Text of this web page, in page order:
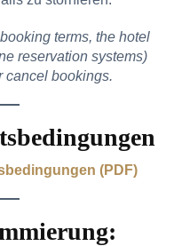
terms, the hotel
reservation systems)
cancel bookings.
(PDF)